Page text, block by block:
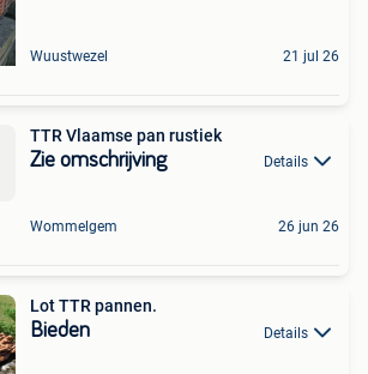
Wuustwezel 21 jul 26
TTR Vlaamse pan rustiek
Zie omschrijving Details
Wommelgem 26 jun 26
Lot TTR pannen.
Bieden Details